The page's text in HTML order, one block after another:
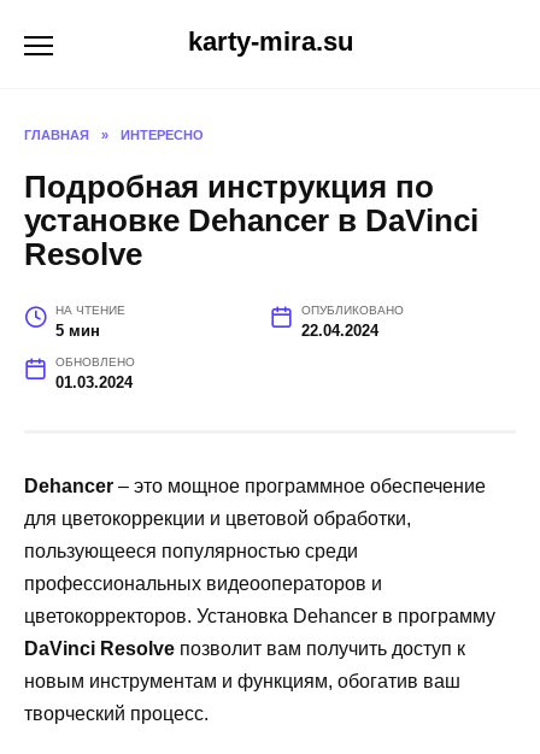
karty-mira.su
ГЛАВНАЯ » ИНТЕРЕСНО
Подробная инструкция по
установке Dehancer в DaVinci
Resolve
НА ЧТЕНИЕ
5 мин
ОПУБЛИКОВАНО
22.04.2024
ОБНОВЛЕНО
01.03.2024
Dehancer – это мощное программное обеспечение
для цветокоррекции и цветовой обработки,
пользующееся популярностью среди
профессиональных видеооператоров и
цветокорректоров. Установка Dehancer в программу
DaVinci Resolve позволит вам получить доступ к
новым инструментам и функциям, обогатив ваш
творческий процесс.